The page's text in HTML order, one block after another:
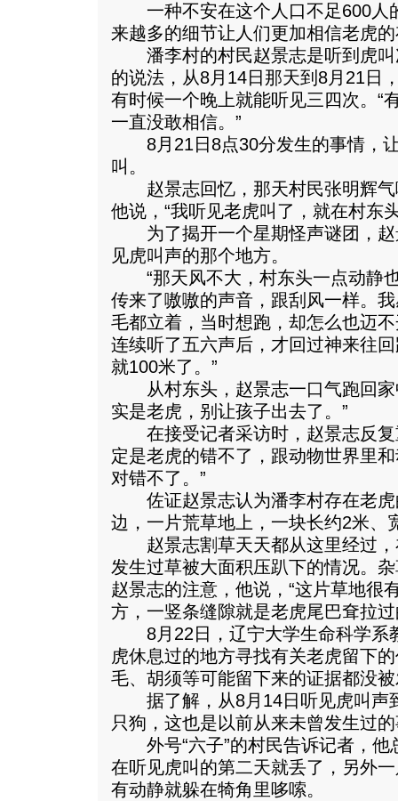
一种不安在这个人口不足600人
来越多的细节让人们更加相信老虎
潘李村的村民赵景志是听到虎叫
的说法，从8月14日那天到8月21日
有时候一个晚上就能听见三四次。“
一直没敢相信。”
8月21日8点30分发生的事情，让
叫。
赵景志回忆，那天村民张明辉气
他说，“我听见老虎叫了，就在村东
为了揭开一个星期怪声谜团，赵
见虎叫声的那个地方。
“那天风不大，村东头一点动静
传来了嗷嗷的声音，跟刮风一样。
毛都立着，当时想跑，却怎么也迈
连续听了五六声后，才回过神来往
就100米了。”
从村东头，赵景志一口气跑回家
实是老虎，别让孩子出去了。”
在接受记者采访时，赵景志反复
定是老虎的错不了，跟动物世界里
对错不了。”
佐证赵景志认为潘李村存在老虎
边，一片荒草地上，一块长约2米、
赵景志割草天天都从这里经过，
发生过草被大面积压趴下的情况。
赵景志的注意，他说，“这片草地很
方，一竖条缝隙就是老虎尾巴耷拉过
8月22日，辽宁大学生命科学系
虎休息过的地方寻找有关老虎留下
毛、胡须等可能留下来的证据都没
据了解，从8月14日听见虎叫声
只狗，这也是以前从来未曾发生过
外号“六子”的村民告诉记者，他
在听见虎叫的第二天就丢了，另外
有动静就躲在犄角里哆嗦。